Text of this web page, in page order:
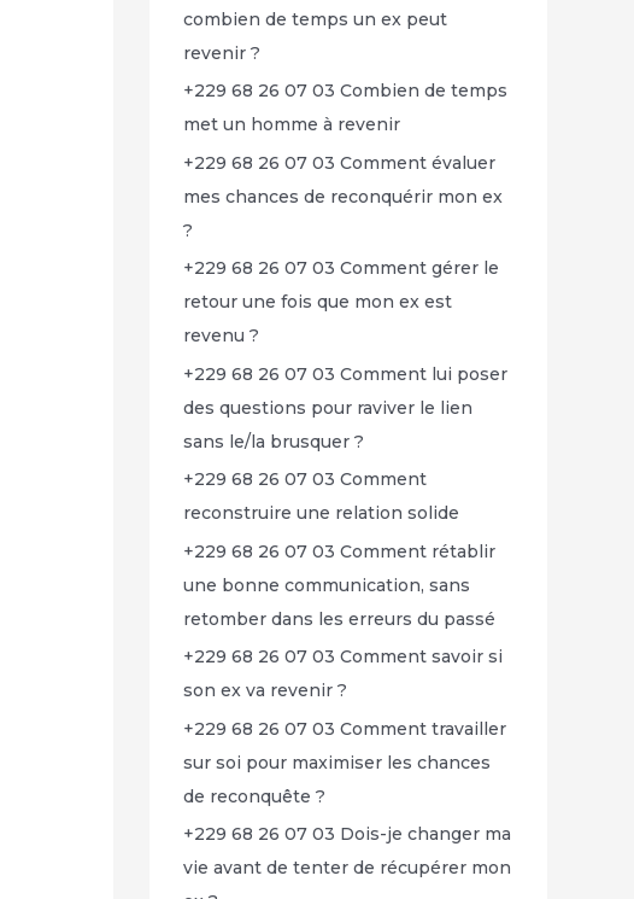
combien de temps un ex peut
revenir ?
+229 68 26 07 03 Combien de temps
met un homme à revenir
+229 68 26 07 03 Comment évaluer
mes chances de reconquérir mon ex
?
+229 68 26 07 03 Comment gérer le
retour une fois que mon ex est
revenu ?
+229 68 26 07 03 Comment lui poser
des questions pour raviver le lien
sans le/la brusquer ?
+229 68 26 07 03 Comment
reconstruire une relation solide
+229 68 26 07 03 Comment rétablir
une bonne communication, sans
retomber dans les erreurs du passé
+229 68 26 07 03 Comment savoir si
son ex va revenir ?
+229 68 26 07 03 Comment travailler
sur soi pour maximiser les chances
de reconquête ?
+229 68 26 07 03 Dois-je changer ma
vie avant de tenter de récupérer mon